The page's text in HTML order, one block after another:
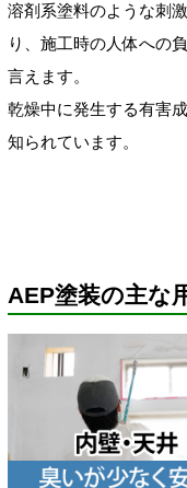
溶剤系塗料のような刺
り、施工時の人体への
言えます。
乾燥中に発生する有害
知られています。
AEP塗装の主な